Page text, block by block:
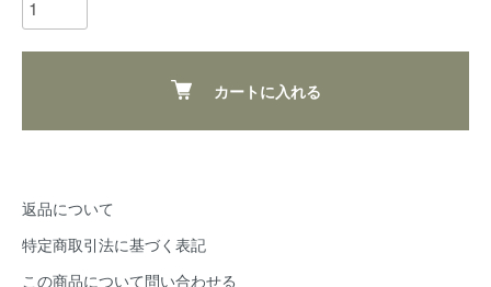
カートに入れる
返品について
特定商取引法に基づく表記
この商品について問い合わせる